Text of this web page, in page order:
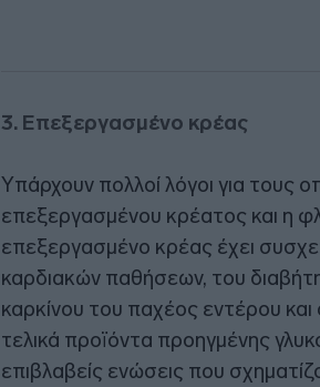
3. Επεξεργασμένο κρέας
Υπάρχουν πολλοί λόγοι για τους
επεξεργασμένου κρέατος και η
επεξεργασμένο κρέας έχει
καρδιακών παθήσεων, του
καρκίνου του παχέος εντέρου
τελικά προϊόντα προηγμένης
επιβλαβείς ενώσεις που